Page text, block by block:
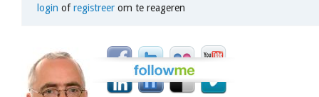
login ofregistreerom te reageren